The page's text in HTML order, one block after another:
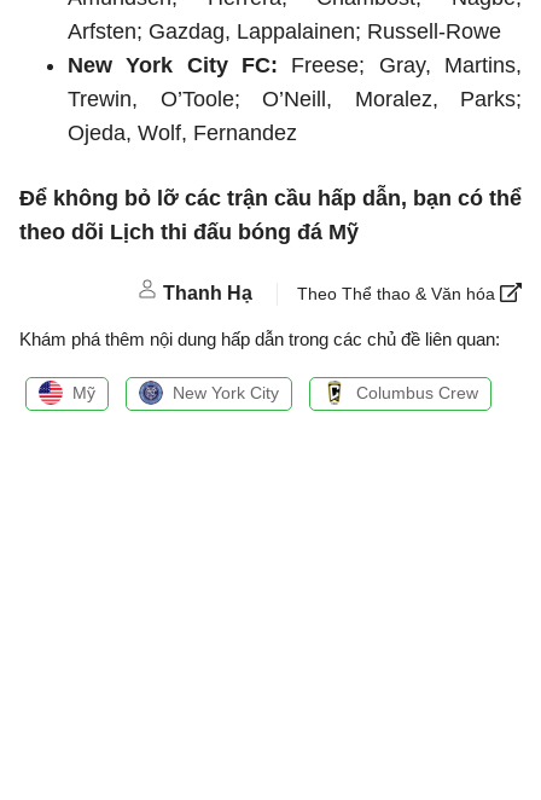
Arfsten; Gazdag, Lappalainen; Russell-Rowe
New York City FC: Freese; Gray, Martins,
Trewin, O’Toole; O’Neill, Moralez, Parks;
Ojeda, Wolf, Fernandez
Để không bỏ lỡ các trận cầu hấp dẫn, bạn có thể
theo dõi Lịch thi đấu bóng đá Mỹ
Thanh Hạ Theo Thể thao & Văn hóa
Khám phá thêm nội dung hấp dẫn trong các chủ đề liên quan:
Mỹ New York City Columbus Crew